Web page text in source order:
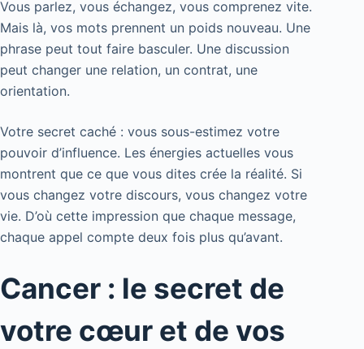
Vous parlez, vous échangez, vous comprenez vite.
Mais là, vos mots prennent un poids nouveau. Une
phrase peut tout faire basculer. Une discussion
peut changer une relation, un contrat, une
orientation.
Votre secret caché : vous sous-estimez votre
pouvoir d’influence. Les énergies actuelles vous
montrent que ce que vous dites crée la réalité. Si
vous changez votre discours, vous changez votre
vie. D’où cette impression que chaque message,
chaque appel compte deux fois plus qu’avant.
Cancer : le secret de
votre cœur et de vos